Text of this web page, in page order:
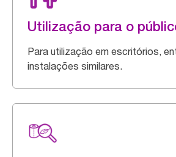
Utilização para o
Para utilização em escritórios,
instalações similares.